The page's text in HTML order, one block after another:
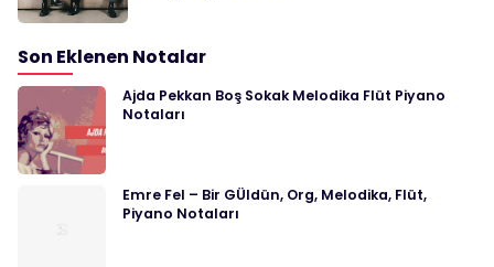
Son Eklenen Notalar
Ajda Pekkan Boş Sokak Melodika Flüt Piyano
Notaları
Emre Fel – Bir GÜldün, Org, Melodika, Flüt,
Piyano Notaları